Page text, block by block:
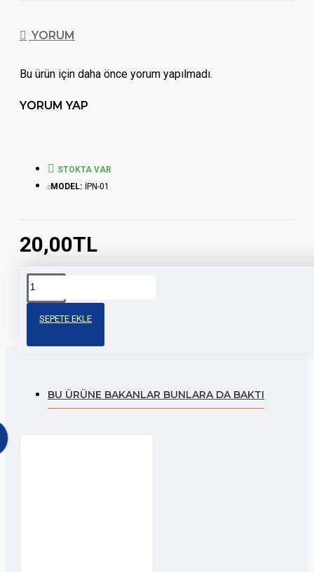
YORUM
Bu ürün için daha önce yorum yapılmadı.
YORUM YAP
20,00TL
STOKTA VAR
MODEL: İPN-01
SEPETE EKLE
Etiketler:
sticker
BU ÜRÜNE BAKANLAR BUNLARA DA BAKTI